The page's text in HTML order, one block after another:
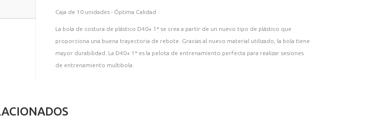
Caja de 10 unidades - Óptima Calidad
La bola de costura de plástico D40+ 1* se crea a partir de un nuevo tipo de plástico que
proporciona una buena trayectoria de rebote. Gracias al nuevo material utilizado, la bola tiene
mayor durabilidad. La D40+ 1* es la pelota de entrenamiento perfecta para realizar sesiones
de entrenamiento multibola.